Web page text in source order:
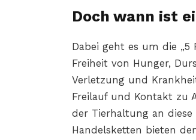
Doch wann ist
Dabei geht es um die
Freiheit von Hunger,
Verletzung und
Freilauf und Kontakt zu
der Tierhaltung an
Handelsketten bieten